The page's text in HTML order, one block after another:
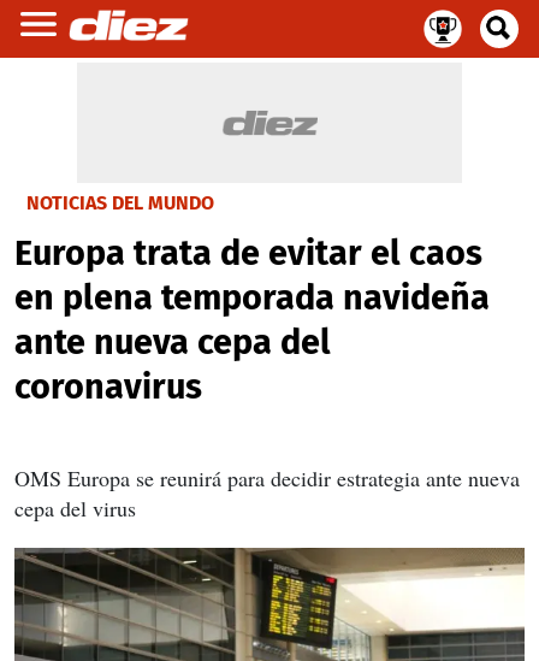
NOTICIAS DEL MUNDO
Europa trata de evitar el caos
en plena temporada navideña
ante nueva cepa del
coronavirus
OMS Europa se reunirá para decidir estrategia ante nueva
cepa del virus